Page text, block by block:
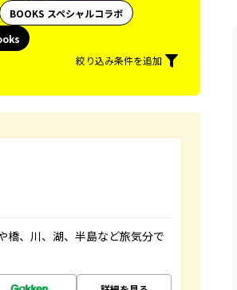
BOOKS スペシャルコラボ
絞り込み条件を追加
橋、川、湖、半島など旅気分で